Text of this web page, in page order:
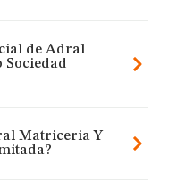
de Adral
Sociedad
Matriceria Y